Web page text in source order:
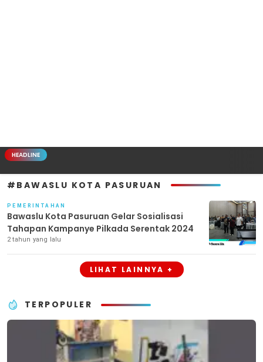
HEADLINE
#BAWASLU KOTA PASURUAN
PEMERINTAHAN
Bawaslu Kota Pasuruan Gelar Sosialisasi
Tahapan Kampanye Pilkada Serentak 2024
2 tahun yang lalu
LIHAT LAINNYA +
TERPOPULER